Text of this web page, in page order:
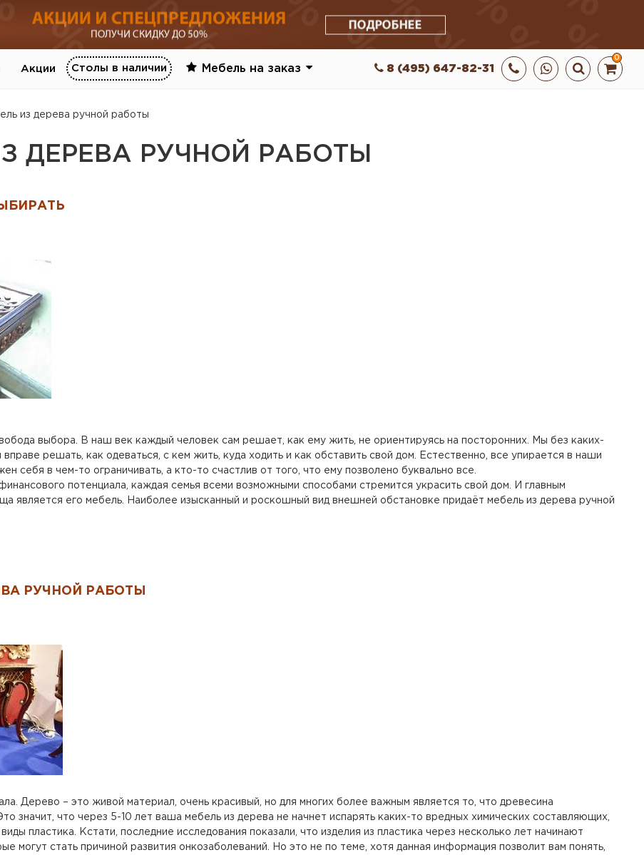
0
8 (495) 647-82-31
Акции Столы в наличии Мебель на заказ
из дерева ручной работы
ДЕРЕВА РУЧНОЙ РАБОТЫ
выбора. В наш век каждый человек сам решает, как ему жить, не ориентируясь на посторонних. Мы без каких-
решать, как одеваться, с кем жить, куда ходить и как обставить свой дом. Естественно, все упирается в наши
себя в чем-то ограничивать, а кто-то счастлив от того, что ему позволено буквально все.
потенциала, каждая семья всеми возможными способами стремится украсить свой дом. И главным
является его мебель. Наиболее изысканный и роскошный вид внешней обстановке придаёт мебель из дерева ручной
РУЧНОЙ РАБОТЫ
Дерево – это живой материал, очень красивый, но для многих более важным является то, что древесина
значит, что через 5-10 лет ваша мебель из дерева не начнет испарять каких-то вредных химических составляющих,
пластика. Кстати, последние исследования показали, что изделия из пластика через несколько лет начинают
могут стать причиной развития онкозаболеваний. Но это не по теме, хотя данная информация позволит вам понять,